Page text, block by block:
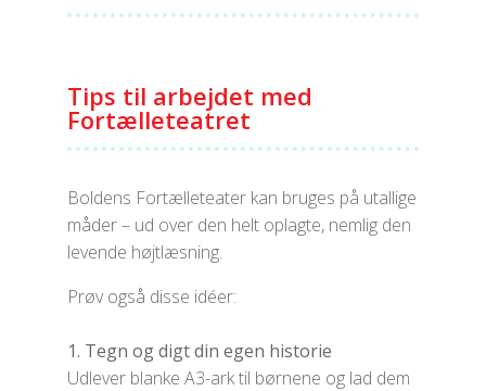
Tips til arbejdet med
Fortælleteatret
Boldens Fortælleteater kan bruges på utallige
måder – ud over den helt oplagte, nemlig den
levende højtlæsning.
Prøv også disse idéer:
1. Tegn og digt din egen historie
Udlever blanke A3-ark til børnene og lad dem